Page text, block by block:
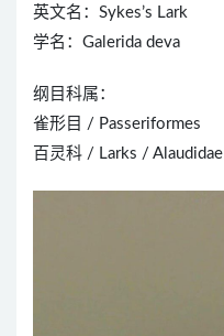
英文名：Sykes’s Lark
学名：Galerida deva
纲目科属：
雀形目 / Passeriformes
百灵科 / Larks / Alaudidae